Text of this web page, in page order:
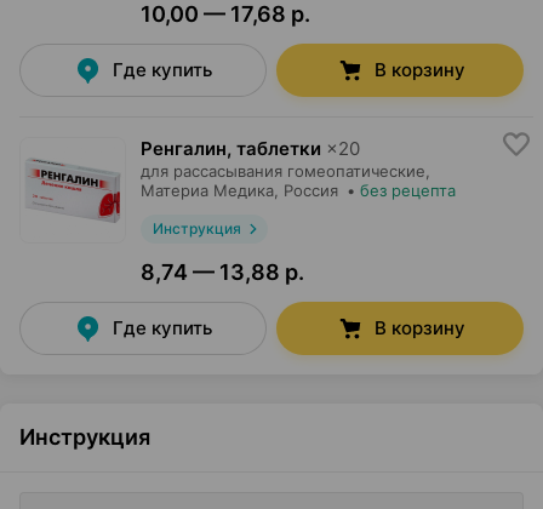
10,00 — 17,68 р.
Где купить В корзину
Ренгалин, таблетки ×20
для рассасывания гомеопатические,
Материа Медика , Россия • без рецепта
Инструкция
8,74 — 13,88 р.
Где купить В корзину
Инструкция